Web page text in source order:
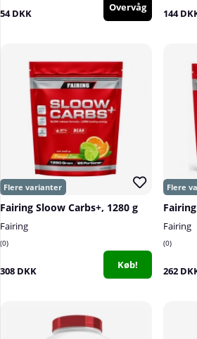
54 DKK Overvåg 144
Fairing Sloow Carbs+, 1280 g
Fairing
0
308 DKK Køb!
Fairing
0
262